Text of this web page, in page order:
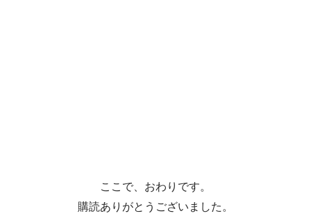
ここで、おわりです。
購読ありがとうございました。